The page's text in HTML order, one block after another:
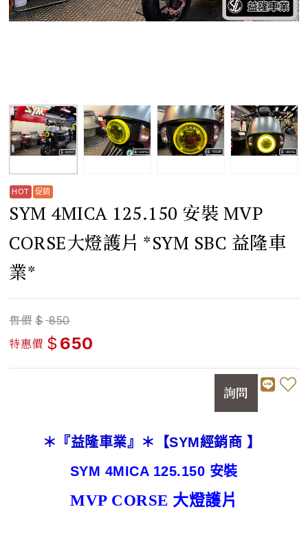
SYM 4MICA 125.150 安裝 MVP
CORSE大燈護片 *SYM SBC 益隆車
業*
售價 $ 850
特惠價 $ 650
詢問
＊『益隆車業』＊【SYM經銷商 】
SYM 4MICA 125.150 安裝
MVP CORSE 大燈護片